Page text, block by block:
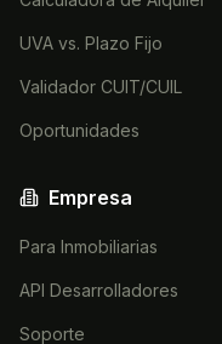
UVA vs. Plazo Fijo
Validador CUIT/CUIL
Oportunidades
Empresa
Para Inmobiliarias
API Desarrolladores
Soporte